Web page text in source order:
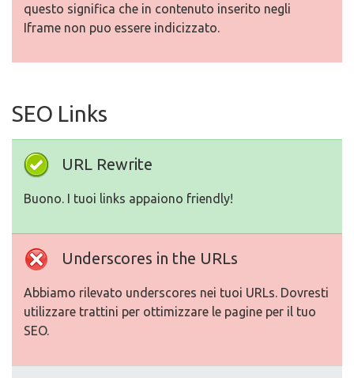
questo significa che in contenuto inserito negli
Iframe non puo essere indicizzato.
SEO Links
URL Rewrite
Buono. I tuoi links appaiono friendly!
Underscores in the URLs
Abbiamo rilevato underscores nei tuoi URLs. Dovresti
utilizzare trattini per ottimizzare le pagine per il tuo
SEO.